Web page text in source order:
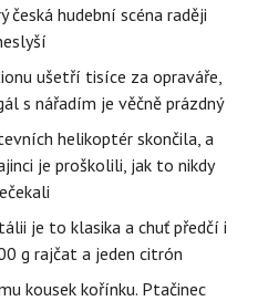
česká hudební scéna raději
ušetří tisíce za opraváře,
s nářadím je věčně prázdný
helikoptér skončila, a
je proškolili, jak to nikdy
je to klasika a chuť předčí i
g rajčat a jeden citrón
kousek kořínku. Ptačinec